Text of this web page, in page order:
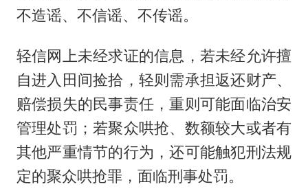
不造谣、不信谣、不传谣。
轻信网上未经求证的信息，若未经允许擅
自进入田间捡拾，轻则需承担返还财产、
赔偿损失的民事责任，重则可能面临治安
管理处罚；若聚众哄抢、数额较大或者有
其他严重情节的行为，还可能触犯刑法规
定的聚众哄抢罪，面临刑事处罚。